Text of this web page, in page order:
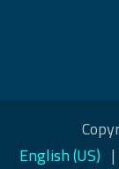
English (US) |